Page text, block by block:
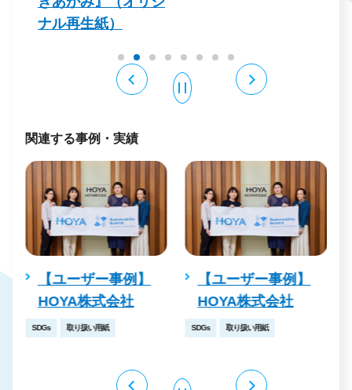
ナル再生紙）
関連する事例・実績
【ユーザー事例】
HOYA株式会社
SDGs 取り扱い用紙
【ユーザー事例】
HOYA株式会社
SDGs 取り扱い用紙